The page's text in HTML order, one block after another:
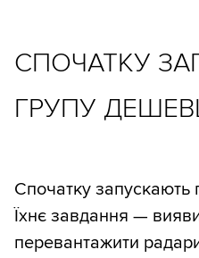
СПОЧАТКУ
ГРУПУ
Спочатку
Їхнє завдання —
перевантажити